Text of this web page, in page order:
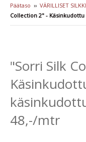
Päätaso ›› VÄRILLISET
Collection 2" -
"Sorri Silk
48,-/mtr